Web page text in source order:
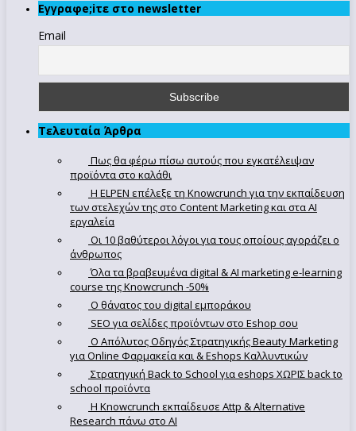
Εγγραφe;iτε στο newsletter
Email
Τελευταία Άρθρα
Πως θα φέρω πίσω αυτούς που εγκατέλειψαν
προϊόντα στο καλάθι
Η ELPEN επέλεξε τη Knowcrunch για την εκπαίδευση
των στελεχών της στο Content Marketing και στα AI
εργαλεία
Οι 10 βαθύτεροι λόγοι για τους οποίους αγοράζει ο
άνθρωπος
Όλα τα βραβευμένα digital & AI marketing e-learning
course της Knowcrunch -50%
Ο θάνατος του digital εμποράκου
SEO για σελίδες προϊόντων στο Eshop σου
Ο Απόλυτoς Οδηγός Στρατηγικής Beauty Marketing
για Online Φαρμακεία και & Eshops Καλλυντικών
Στρατηγική Back to School για eshops ΧΩΡΙΣ back to
school προϊόντα
Η Knowcrunch εκπαίδευσε Attp & Alternative
Research πάνω στο ΑΙ